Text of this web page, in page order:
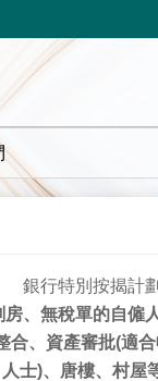
銀行特別按揭計劃
房、無稅單的自僱人
合、資產審批(適
人士)、唐樓、村屋